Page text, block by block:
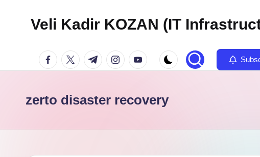
Veli Kadir KOZAN (IT
facebook.com
twitter.com
t.me instagram.com
youtube.com
zerto disaster recovery